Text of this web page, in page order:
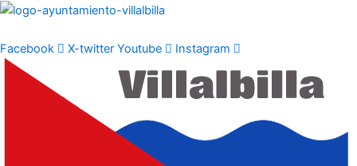
Ir
contenido
Facebook X-twitter Youtube Instagram